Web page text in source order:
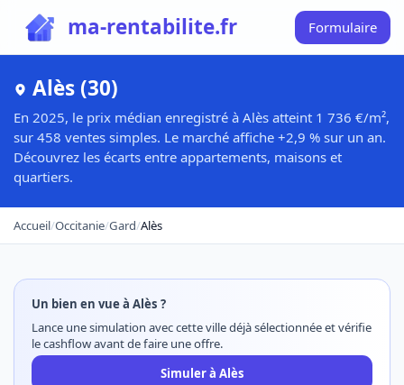
ma-rentabilite.fr Formulaire
Alès (30)
En 2025, le prix médian enregistré à Alès atteint 1 736 €/m²,
sur 458 ventes simples. Le marché affiche +2,9 % sur un an.
Découvrez les écarts entre appartements, maisons et
quartiers.
Accueil/Occitanie/Gard/Alès
Un bien en vue à Alès ?
Lance une simulation avec cette ville déjà sélectionnée et vérifie
le cashflow avant de faire une offre.
Simuler à Alès